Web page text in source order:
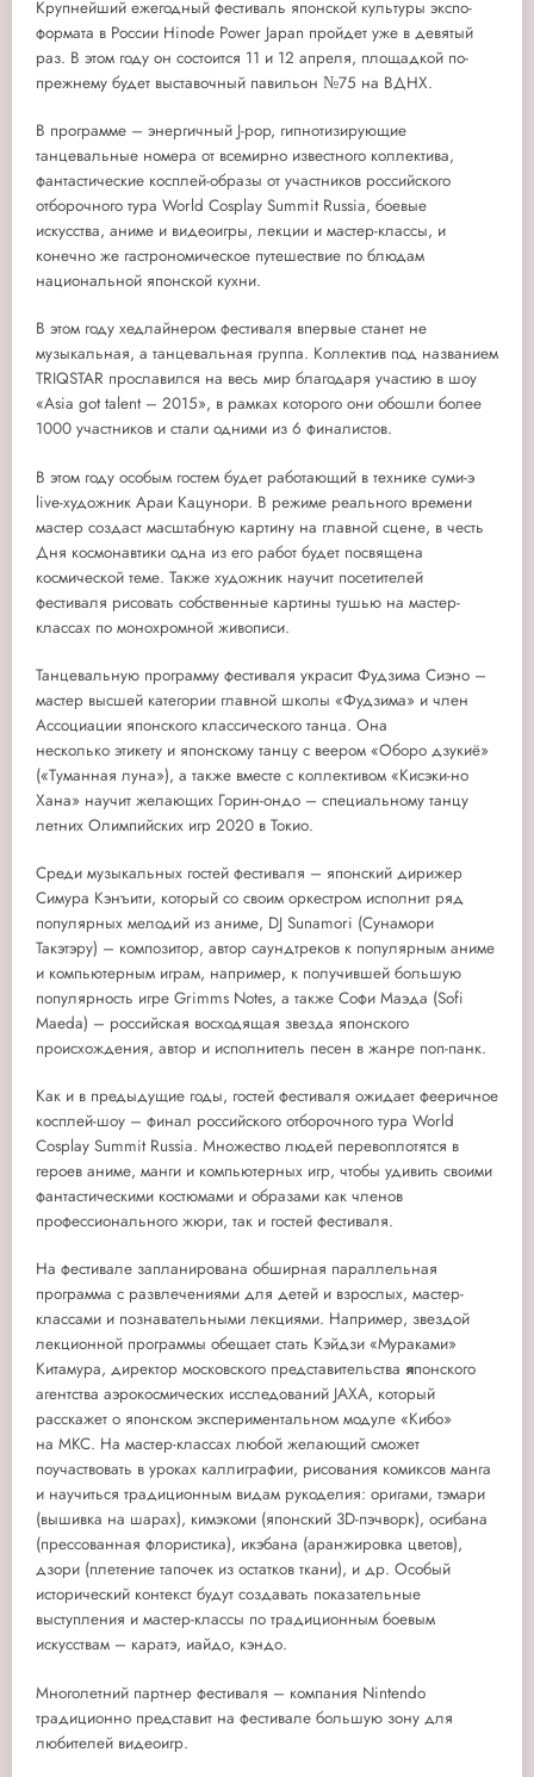
Крупнейший ежегодный фестиваль японской культуры экспо-
формата в России Hinode Power Japan пройдет уже в девятый
раз. В этом году он состоится 11 и 12 апреля, площадкой по-
прежнему будет выставочный павильон №75 на ВДНХ.
В программе – энергичный J-pop, гипнотизирующие
танцевальные номера от всемирно известного коллектива,
фантастические косплей-образы от участников российского
отборочного тура World Cosplay Summit Russia, боевые
искусства, аниме и видеоигры, лекции и мастер-классы, и
конечно же гастрономическое путешествие по блюдам
национальной японской кухни.
В этом году хедлайнером фестиваля впервые станет не
музыкальная, а танцевальная группа. Коллектив под названием
TRIQSTAR прославился на весь мир благодаря участию в шоу
«Asia got talent – 2015», в рамках которого они обошли более
1000 участников и стали одними из 6 финалистов.
В этом году особым гостем будет работающий в технике суми-э
live-художник Араи Кацунори. В режиме реального времени
мастер создаст масштабную картину на главной сцене, в честь
Дня космонавтики одна из его работ будет посвящена
космической теме. Также художник научит посетителей
фестиваля рисовать собственные картины тушью на мастер-
классах по монохромной живописи.
Танцевальную программу фестиваля украсит Фудзима Сиэно –
мастер высшей категории главной школы «Фудзима» и член
Ассоциации японского классического танца. Она
несколько этикету и японскому танцу с веером «Оборо дзукиё»
(«Туманная луна»), а также вместе с коллективом «Кисэки-но
Хана» научит желающих Горин-ондо – специальному танцу
летних Олимпийских игр 2020 в Токио.
Среди музыкальных гостей фестиваля – японский дирижер
Симура Кэнъити, который со своим оркестром исполнит ряд
популярных мелодий из аниме, DJ Sunamori (Сунамори
Такэтэру) – композитор, автор саундтреков к популярным аниме
и компьютерным играм, например, к получившей большую
популярность игре Grimms Notes, а также Софи Маэда (Sofi
Maeda) – российская восходящая звезда японского
происхождения, автор и исполнитель песен в жанре поп-панк.
Как и в предыдущие годы, гостей фестиваля ожидает фееричное
косплей-шоу – финал российского отборочного тура World
Cosplay Summit Russia. Множество людей перевоплотятся в
героев аниме, манги и компьютерных игр, чтобы удивить своими
фантастическими костюмами и образами как членов
профессионального жюри, так и гостей фестиваля.
На фестивале запланирована обширная параллельная
программа с развлечениями для детей и взрослых, мастер-
классами и познавательными лекциями. Например, звездой
лекционной программы обещает стать Кэйдзи «Мураками»
Китамура, директор московского представительства японского
агентства аэрокосмических исследований JAXA, который
расскажет о японском экспериментальном модуле «Кибо»
на МКС. На мастер-классах любой желающий сможет
поучаствовать в уроках каллиграфии, рисования комиксов манга
и научиться традиционным видам рукоделия: оригами, тэмари
(вышивка на шарах), кимэкоми (японский 3D-пэчворк), осибана
(прессованная флористика), икэбана (аранжировка цветов),
дзори (плетение тапочек из остатков ткани), и др. Особый
исторический контекст будут создавать показательные
выступления и мастер-классы по традиционным боевым
искусствам – каратэ, иайдо, кэндо.
Многолетний партнер фестиваля – компания Nintendo
традиционно представит на фестивале большую зону для
любителей видеоигр.